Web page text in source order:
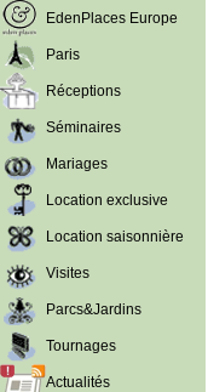
EdenPlaces Europe
Paris
Réceptions
Séminaires
Mariages
Location exclusive
Location saisonnière
Visites
Parcs&Jardins
Tournages
Actualités